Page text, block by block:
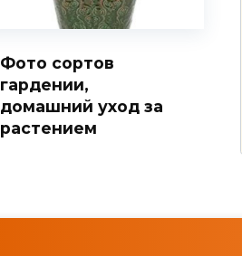
Фото сортов
гардении,
домашний уход за
растением